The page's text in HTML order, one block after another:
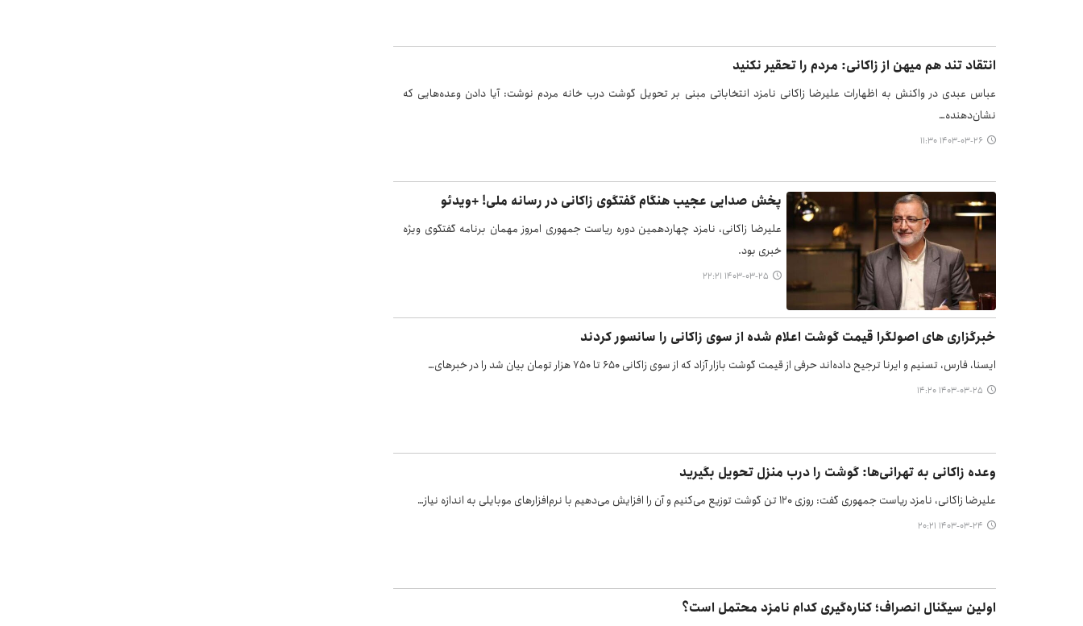
انتقاد تند هم میهن از زاکانی: مردم را تحقیر نکنید
عباس عبدی در واکنش به اظهارات علیرضا زاکانی نامزد انتخاباتی مبنی بر تحویل گوشت درب خانه مردم نوشت: آیا دادن وعده‌هایی که
نشان‌دهنده…
۱۴۰۳-۰۳-۲۶ ۱۱:۳۰
پخش صدایی عجیب هنگام گفتگوی زاکانی در رسانه ملی! +ویدئو
علیرضا زاکانی، نامزد چهاردهمین دوره ریاست جمهوری امروز مهمان برنامه گفتگوی ویژه
خبری بود.
۱۴۰۳-۰۳-۲۵ ۲۲:۲۱
خبرگزاری های اصولگرا قیمت گوشت اعلام شده از سوی زاکانی را سانسور کردند
ایسنا، فارس، تسنیم و ایرنا ترجیح داده‌اند حرفی از قیمت گوشت بازار آزاد که از سوی زاکانی ۶۵۰ تا ۷۵۰ هزار تومان بیان شد را در خبرهای…
۱۴۰۳-۰۳-۲۵ ۱۴:۲۰
وعده زاکانی به تهرانی‌ها: گوشت را درب منزل تحویل بگیرید
علیرضا زاکانی، نامزد ریاست جمهوری گفت: روزی ۱۲۰ تن گوشت توزیع می‌کنیم و آن را افزایش می‌دهیم با نرم‌افزارهای موبایلی به اندازه نیاز…
۱۴۰۳-۰۳-۲۴ ۲۰:۲۱
اولین سیگنال انصراف؛ کناره‌گیری کدام نامزد محتمل است؟